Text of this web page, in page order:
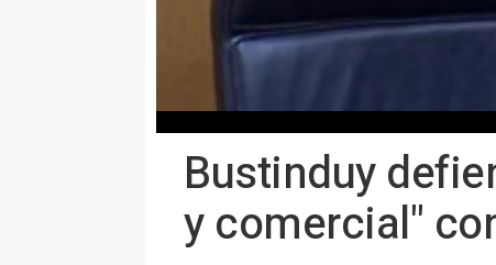
Bustinduy
y comercial"